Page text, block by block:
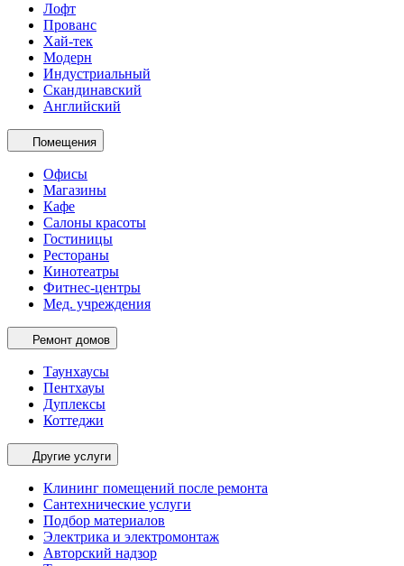
Лофт
Прованс
Хай-тек
Модерн
Индустриальный
Скандинавский
Английский
Помещения
Офисы
Магазины
Кафе
Салоны красоты
Гостиницы
Рестораны
Кинотеатры
Фитнес-центры
Мед. учреждения
Ремонт домов
Таунхаусы
Пентхауы
Дуплексы
Коттеджи
Другие услуги
Клининг помещений после ремонта
Сантехнические услуги
Подбор материалов
Электрика и электромонтаж
Авторский надзор